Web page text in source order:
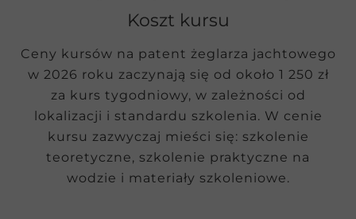
Koszt kursu
Ceny kursów na patent żeglarza jachtowego
w 2026 roku zaczynają się od około 1 250 zł
za kurs tygodniowy, w zależności od
lokalizacji i standardu szkolenia. W cenie
kursu zazwyczaj mieści się: szkolenie
teoretyczne, szkolenie praktyczne na
wodzie i materiały szkoleniowe.